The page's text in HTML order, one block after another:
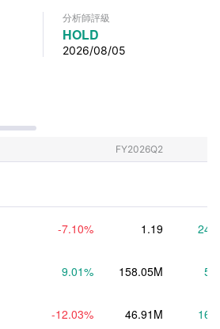
分析師評級
HOLD
2026/08/05
FY2026Q2
-7.10% 1.19
9.01% 158.05M
-12.03% 46.91M